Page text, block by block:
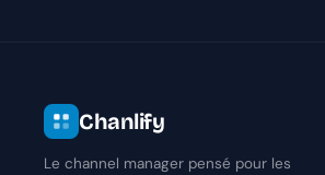
Chanlify
Le channel manager pensé pour les